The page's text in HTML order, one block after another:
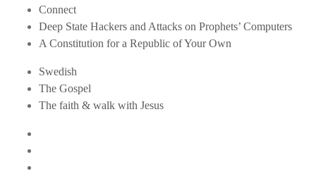
Connect
Deep State Hackers and Attacks on Prophets’ Computers
A Constitution for a Republic of Your Own
Swedish
The Gospel
The faith & walk with Jesus